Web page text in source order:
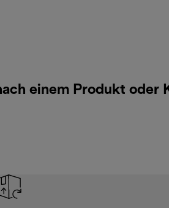
einem Produkt oder